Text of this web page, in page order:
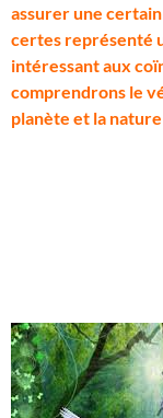
assurer une
certes représenté
intéressant aux
comprendrons le
planète et la